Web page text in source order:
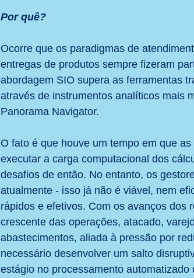
Por quê?
Ocorre que os paradigmas de
entregas de produtos sempre fizeram
abordagem SIO supera as ferramentas
através de instrumentos analíticos mais
Panorama Navigator.
O fato é que houve um tempo em que
executar a carga computacional dos
desafios de então. No entanto, os
atualmente - isso já não é viável, nem
rápidos e efetivos. Com os avanços dos
crescente das operações, atacado,
abastecimentos, aliada à pressão por
necessário desenvolver um salto
estágio no processamento